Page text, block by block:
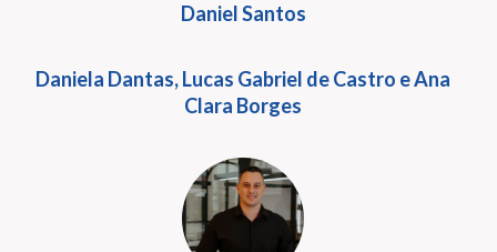
Daniel Santos
Daniela Dantas, Lucas Gabriel de Castro e Ana
Clara Borges